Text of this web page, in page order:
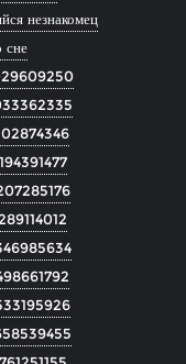
незнакомец
сне